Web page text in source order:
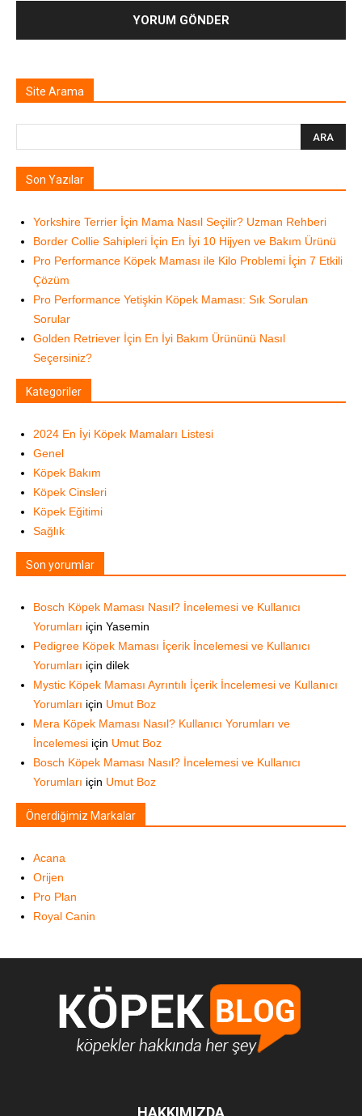
Site Arama
Son Yazılar
Yorkshire Terrier İçin Mama Nasıl Seçilir? Uzman Rehberi
Border Collie Sahipleri İçin En İyi 10 Hijyen ve Bakım Ürünü
Pro Performance Köpek Maması ile Kilo Problemi İçin 7 Etkili
Çözüm
Pro Performance Yetişkin Köpek Maması: Sık Sorulan
Sorular
Golden Retriever İçin En İyi Bakım Ürününü Nasıl
Seçersiniz?
Kategoriler
2024 En İyi Köpek Mamaları Listesi
Genel
Köpek Bakım
Köpek Cinsleri
Köpek Eğitimi
Sağlık
Son yorumlar
Bosch Köpek Maması Nasıl? İncelemesi ve Kullanıcı
Yorumları için Yasemin
Pedigree Köpek Maması İçerik İncelemesi ve Kullanıcı
Yorumları için dilek
Mystic Köpek Maması Ayrıntılı İçerik İncelemesi ve Kullanıcı
Yorumları için Umut Boz
Mera Köpek Maması Nasıl? Kullanıcı Yorumları ve
İncelemesi için Umut Boz
Bosch Köpek Maması Nasıl? İncelemesi ve Kullanıcı
Yorumları için Umut Boz
Önerdiğimiz Markalar
Acana
Orijen
Pro Plan
Royal Canin